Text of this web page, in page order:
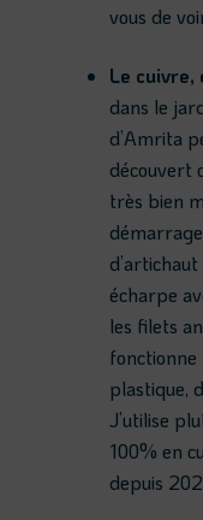
vous de
Le cuivre,
dans le
d’Amrita
découvert
très bien
écharpe
les filets
fonctionne
plastique,
J’utilise
100% en
depuis